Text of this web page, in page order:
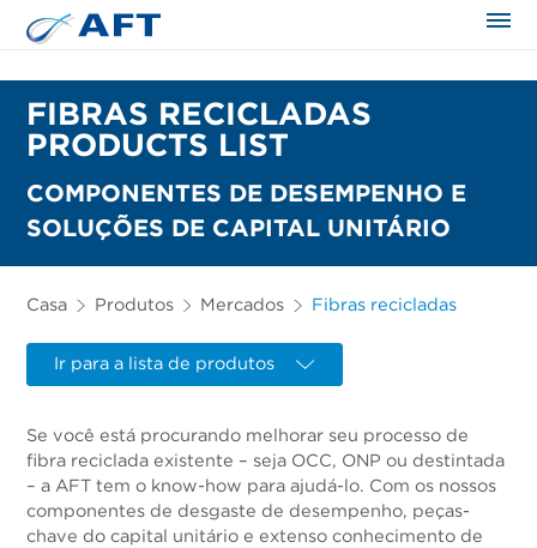
FIBRAS RECICLADAS
PRODUCTS LIST
COMPONENTES DE DESEMPENHO E
SOLUÇÕES DE CAPITAL UNITÁRIO
Casa Produtos Mercados Fibras recicladas
Ir para a lista de produtos
Se você está procurando melhorar seu processo de
fibra reciclada existente – seja OCC, ONP ou destintada
– a AFT tem o know-how para ajudá-lo. Com os nossos
componentes de desgaste de desempenho, peças-
chave do capital unitário e extenso conhecimento de